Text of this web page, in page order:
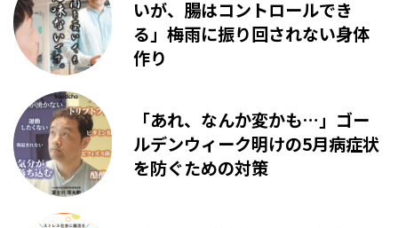
いが、腸はコントロールでき
る」梅雨に振り回されない身体
作り
「あれ、なんか変かも…」ゴー
ルデンウィーク明けの5月病症状
を防ぐための対策